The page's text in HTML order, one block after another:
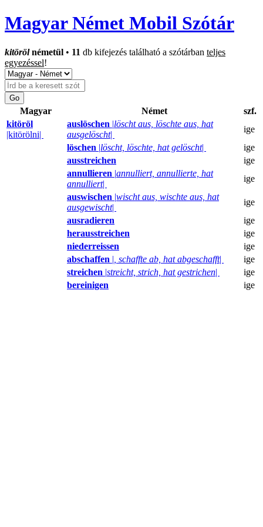
Magyar Német Mobil Szótár
kitörölnémetül • 11 db kifejezés található a szótárban teljes
egyezéssel!
Magyar Német
szf.
kitöröl
|kitörölni|
auslöschen |löscht aus, löschte aus, hat
ausgelöscht|
ige
löschen |löscht, löschte, hat gelöscht|
ige
ausstreichen
ige
annullieren |annulliert, annullierte, hat
annulliert|
ige
auswischen |wischt aus, wischte aus, hat
ausgewischt|
ige
ausradieren
ige
herausstreichen
ige
niederreissen
ige
abschaffen | , schaffte ab, hat abgeschafft|
ige
streichen |streicht, strich, hat gestrichen|
ige
bereinigen
ige